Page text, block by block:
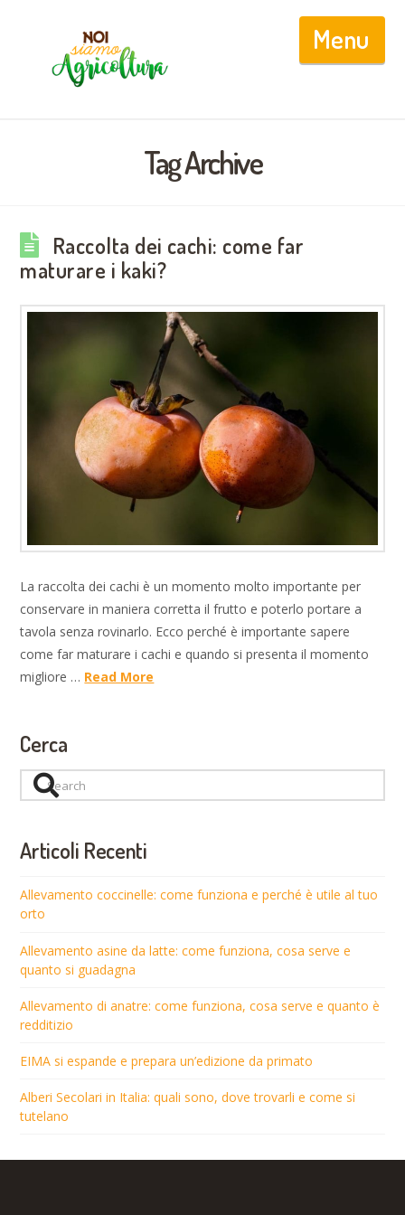
Tag Archive
Raccolta dei cachi: come far
maturare i kaki?
La raccolta dei cachi è un momento molto importante per
conservare in maniera corretta il frutto e poterlo portare a
tavola senza rovinarlo. Ecco perché è importante sapere
come far maturare i cachi e quando si presenta il momento
migliore … Read More
Cerca
Search
Articoli Recenti
Allevamento coccinelle: come funziona e perché è utile al tuo
orto
Allevamento asine da latte: come funziona, cosa serve e
quanto si guadagna
Allevamento di anatre: come funziona, cosa serve e quanto è
redditizio
EIMA si espande e prepara un’edizione da primato
Alberi Secolari in Italia: quali sono, dove trovarli e come si
tutelano